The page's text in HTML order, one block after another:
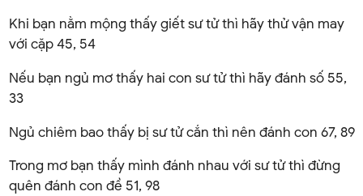
Khi bạn nằm mộng thấy giết sư tử thì hãy thử vận may
với cặp 45, 54
Nếu bạn ngủ mơ thấy hai con sư tử thì hãy đánh số 55,
33
Ngủ chiêm bao thấy bị sư tử cắn thì nên đánh con 67, 89
Trong mơ bạn thấy mình đánh nhau với sư tử thì đừng
quên đánh con đề 51, 98